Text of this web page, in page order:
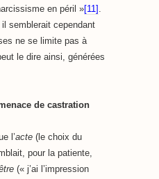
en péril »[11] .
semblerait cependant
ne se limite pas à
le dire ainsi, générées
de castration
l’acte (le choix du
pour la patiente,
(« j’ai l’impression